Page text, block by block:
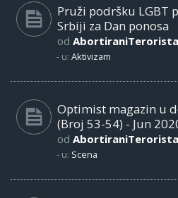
Pruži podršku LGBT
Srbiji za Dan ponosa
od AbortiraniTerorista
- u: Aktivizam
Optimist magazin u
(Broj 53-54) - Jun
od AbortiraniTerorista
- u: Scena